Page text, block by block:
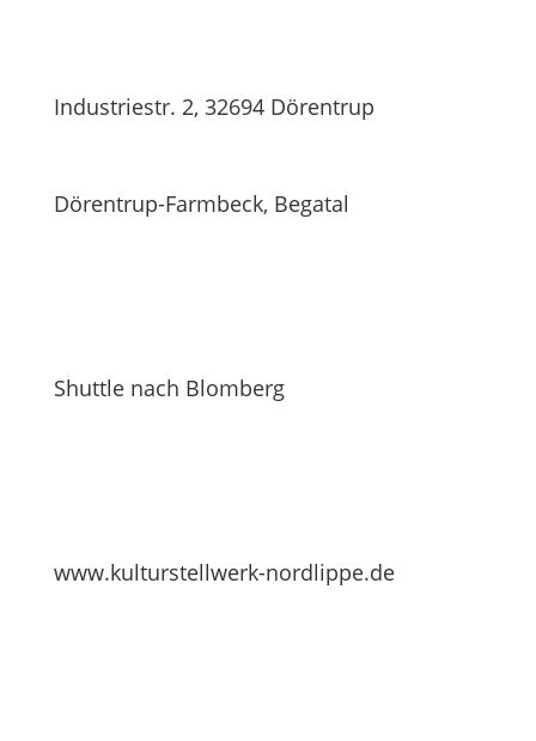
Industriestr. 2, 32694 Dörentrup
Dörentrup-Farmbeck, Begatal
Shuttle nach Blomberg
www.kulturstellwerk-nordlippe.de